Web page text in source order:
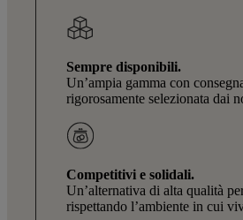
Sempre disponibili.
Un’ampia gamma con
rigorosamente selezionata dai
Competitivi e solidali.
Un’alternativa di alta qualità
rispettando l’ambiente in cui